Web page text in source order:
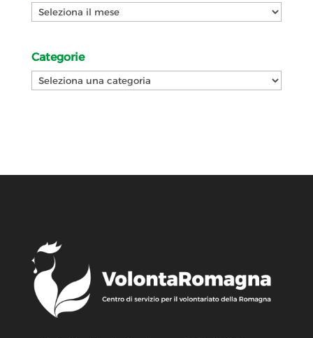
Archivi
Categorie
Categorie